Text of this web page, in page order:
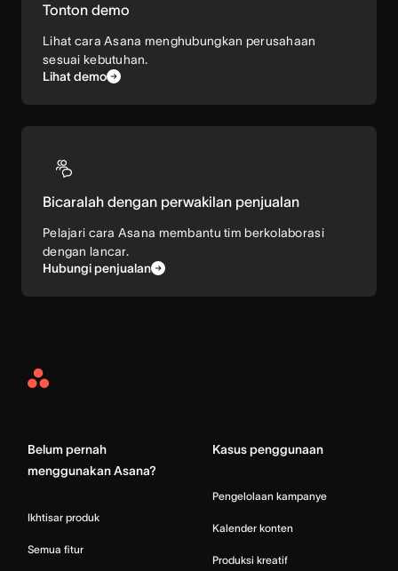
Tonton demo
Lihat cara Asana menghubungkan perusahaan
sesuai kebutuhan.
Lihat demo
Bicaralah dengan perwakilan penjualan
Pelajari cara Asana membantu tim berkolaborasi
dengan lancar.
Hubungi penjualan
Asana
Belum pernah
menggunakan Asana?
Ikhtisar produk
Semua fitur
Kasus penggunaan
Pengelolaan kampanye
Kalender konten
Produksi kreatif